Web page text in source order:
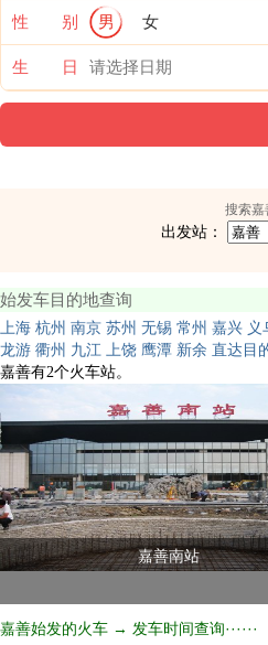
性 别 男 女
生 日
搜索嘉
出发站：
始发车目的地查询
上海 杭州 南京 苏州 无锡 常州 嘉兴 义
龙游 衢州 九江 上饶 鹰潭 新余 直达目
嘉善有2个火车站。
嘉善南站
嘉善始发的火车 → 发车时间查询······